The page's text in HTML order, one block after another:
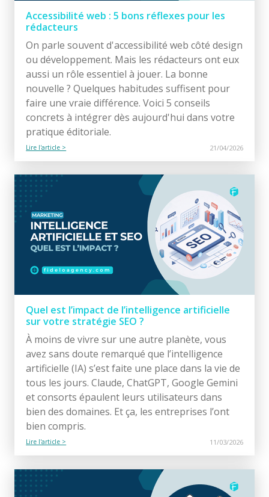
Accessibilité web : 5 bons réflexes pour les
rédacteurs
On parle souvent d'accessibilité web côté design
ou développement. Mais les rédacteurs ont eux
aussi un rôle essentiel à jouer. La bonne
nouvelle ? Quelques habitudes suffisent pour
faire une vraie différence. Voici 5 conseils
concrets à intégrer dès aujourd'hui dans votre
pratique éditoriale.
Lire l'article > 21/04/2026
Quel est l’impact de l’intelligence artificielle
sur votre stratégie SEO ?
À moins de vivre sur une autre planète, vous
avez sans doute remarqué que l’intelligence
artificielle (IA) s’est faite une place dans la vie de
tous les jours. Claude, ChatGPT, Google Gemini
et consorts épaulent leurs utilisateurs dans
bien des domaines. Et ça, les entreprises l’ont
bien compris.
Lire l'article > 11/03/2026